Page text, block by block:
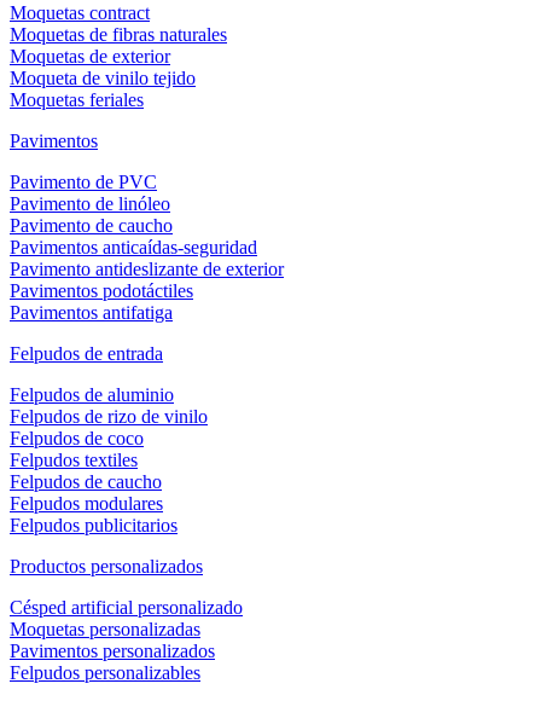
Moquetas contract
Moquetas de fibras naturales
Moquetas de exterior
Moqueta de vinilo tejido
Moquetas feriales
Pavimentos
Pavimento de PVC
Pavimento de linóleo
Pavimento de caucho
Pavimentos anticaídas-seguridad
Pavimento antideslizante de exterior
Pavimentos podotáctiles
Pavimentos antifatiga
Felpudos de entrada
Felpudos de aluminio
Felpudos de rizo de vinilo
Felpudos de coco
Felpudos textiles
Felpudos de caucho
Felpudos modulares
Felpudos publicitarios
Productos personalizados
Césped artificial personalizado
Moquetas personalizadas
Pavimentos personalizados
Felpudos personalizables